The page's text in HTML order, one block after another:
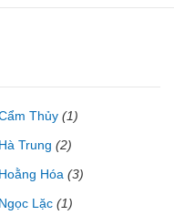
Thủy (1)
Hà Trung (2)
Hoằng Hóa (3)
Ngọc Lặc (1)